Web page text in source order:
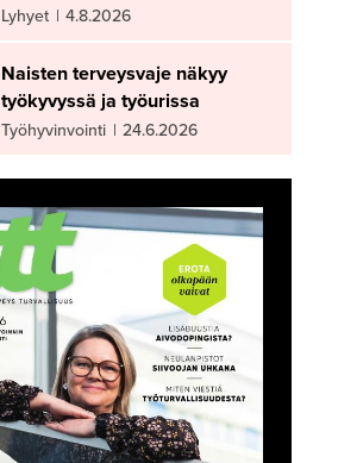
Lyhyet | 4.8.2026
Naisten terveysvaje näkyy
työkyvyssä ja työurissa
Työhyvinvointi | 24.6.2026